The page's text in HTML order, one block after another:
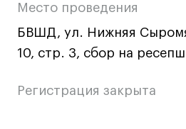
ИЗО и Керамика
Ландшафтный дизайн
Все программы
Онлайн-программы
Место проведения
БВШД, ул. Нижняя
10, стр. 3, сбор на
Регистрация закрыта